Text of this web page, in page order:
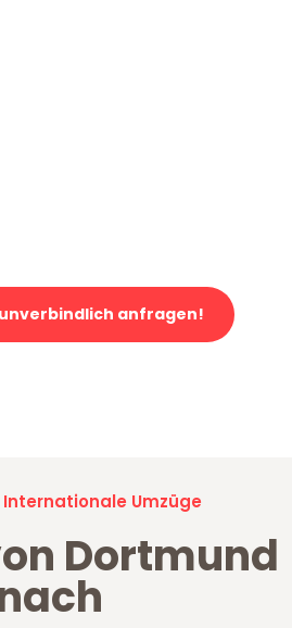
anfragen!
Umzüge
Dortmund